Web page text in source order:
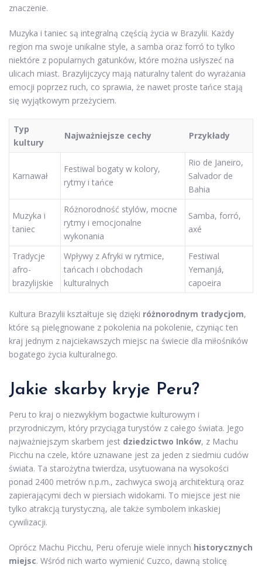
znaczenie.
Muzyka i taniec są integralną częścią życia w Brazylii. Każdy
region ma swoje unikalne style, a samba oraz forró to tylko
niektóre z popularnych gatunków, które można usłyszeć na
ulicach miast. Brazylijczycy mają naturalny talent do wyrażania
emocji poprzez ruch, co sprawia, że nawet proste tańce stają
się wyjątkowym przeżyciem.
Typ
kultury
Najważniejsze cechy Przykłady
Karnawał
Festiwal bogaty w kolory,
rytmy i tańce
Rio de Janeiro,
Salvador de
Bahia
Muzyka i
taniec
Różnorodność stylów, mocne
rytmy i emocjonalne
wykonania
Samba, forró,
axé
Tradycje
afro-
brazylijskie
Wpływy z Afryki w rytmice,
tańcach i obchodach
kulturalnych
Festiwal
Yemanjá,
capoeira
Kultura Brazylii kształtuje się dzięki różnorodnym tradycjom,
które są pielęgnowane z pokolenia na pokolenie, czyniąc ten
kraj jednym z najciekawszych miejsc na świecie dla miłośników
bogatego życia kulturalnego.
Jakie skarby kryje Peru?
Peru to kraj o niezwykłym bogactwie kulturowym i
przyrodniczym, który przyciąga turystów z całego świata. Jego
najważniejszym skarbem jest dziedzictwo Inków, z Machu
Picchu na czele, które uznawane jest za jeden z siedmiu cudów
świata. Ta starożytna twierdza, usytuowana na wysokości
ponad 2400 metrów n.p.m., zachwyca swoją architekturą oraz
zapierającymi dech w piersiach widokami. To miejsce jest nie
tylko atrakcją turystyczną, ale także symbolem inkaskiej
cywilizacji.
Oprócz Machu Picchu, Peru oferuje wiele innych historycznych
miejsc. Wśród nich warto wymienić Cuzco, dawną stolicę